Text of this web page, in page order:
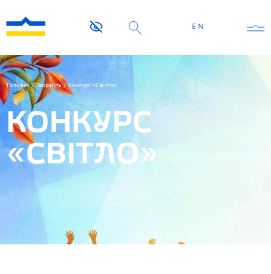
EN
Головна/Творчість/Конкурс «Світло»
КОНКУРС
«СВІТЛО»